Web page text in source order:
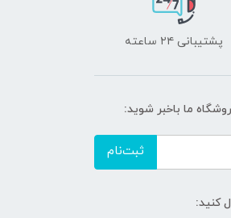
پشتیبانی ۲۴ ساعته
ما باخبر شوید:
ثبت‌نام
کنید: